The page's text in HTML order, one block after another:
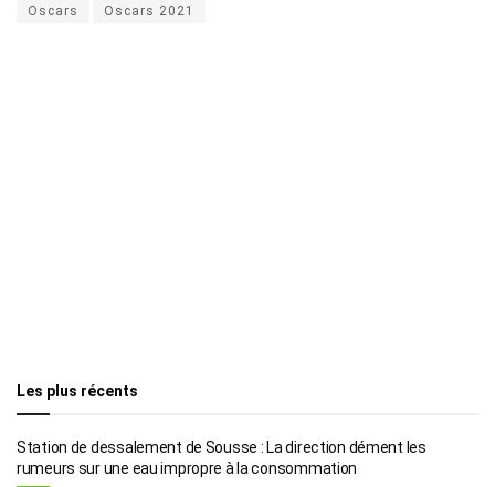
Oscars Oscars 2021
Les plus récents
Station de dessalement de Sousse : La direction dément les
rumeurs sur une eau impropre à la consommation